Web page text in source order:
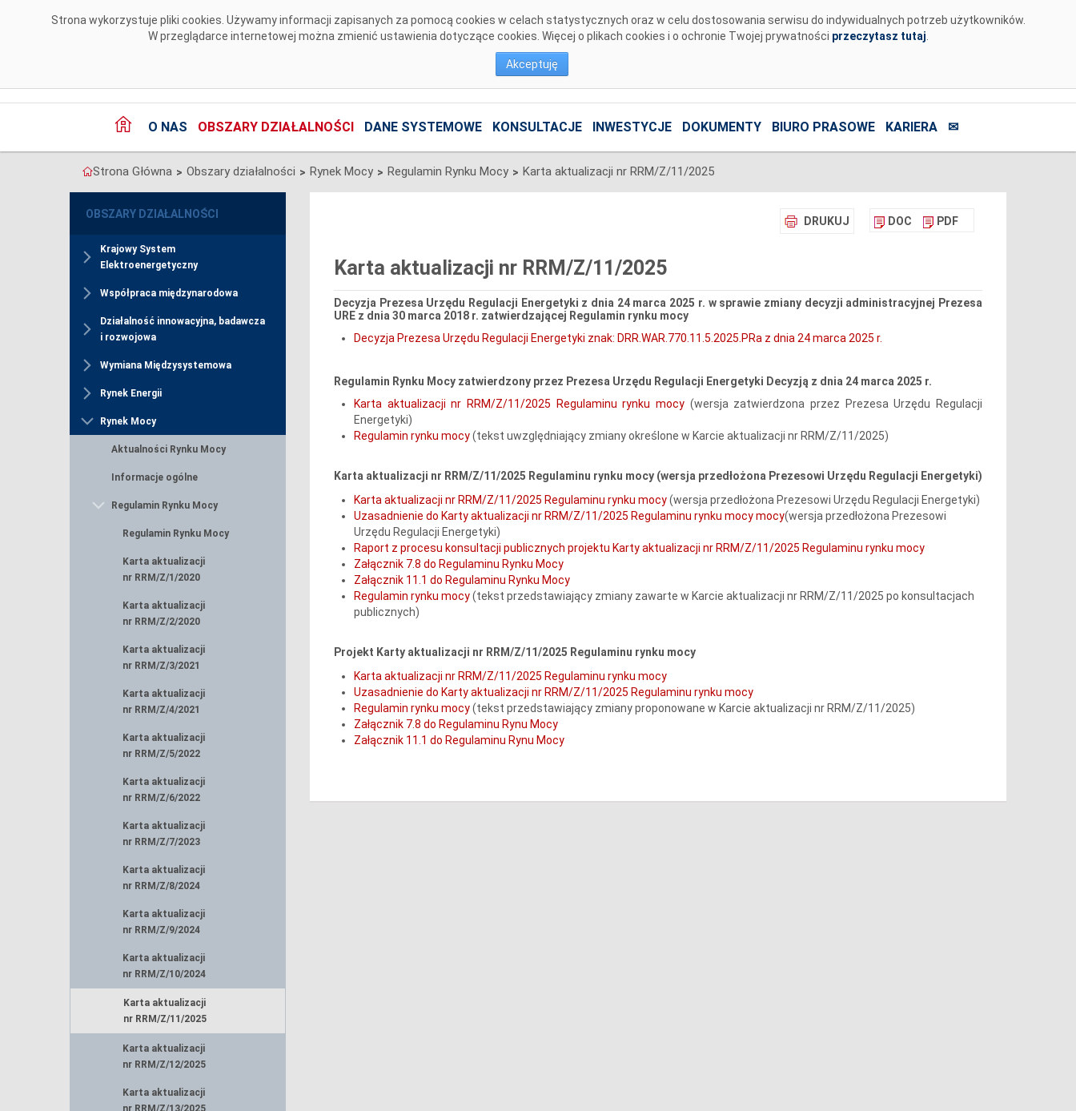
Strona wykorzystuje pliki cookies. Używamy informacji zapisanych za pomocą cookies w celach statystycznych oraz w celu dostosowania serwisu do indywidualnych potrzeb użytkowników.
W przeglądarce internetowej można zmienić ustawienia dotyczące cookies. Więcej o plikach cookies i o ochronie Twojej prywatności przeczytasz tutaj
Akceptuję
O NAS OBSZARY DZIAŁALNOŚCI DANE SYSTEMOWE KONSULTACJE INWESTYCJE DOKUMENTY BIURO PRASOWE KARIERA ✉
Strona Główna > Obszary działalności > Rynek Mocy > Regulamin Rynku Mocy > Karta aktualizacji nr RRM/Z/11/2025
OBSZARY DZIAŁALNOŚCI
Krajowy System
Elektroenergetyczny
Współpraca międzynarodowa
Działalność innowacyjna, badawcza
i rozwojowa
Wymiana Międzysystemowa
Rynek Energii
Rynek Mocy
Aktualności Rynku Mocy
Informacje ogólne
Regulamin Rynku Mocy
Regulamin Rynku Mocy
Karta aktualizacji
nr RRM/Z/1/2020
Karta aktualizacji
nr RRM/Z/2/2020
Karta aktualizacji
nr RRM/Z/3/2021
Karta aktualizacji
nr RRM/Z/4/2021
Karta aktualizacji
nr RRM/Z/5/2022
Karta aktualizacji
nr RRM/Z/6/2022
Karta aktualizacji
nr RRM/Z/7/2023
Karta aktualizacji
nr RRM/Z/8/2024
Karta aktualizacji
nr RRM/Z/9/2024
Karta aktualizacji
nr RRM/Z/10/2024
Karta aktualizacji
nr RRM/Z/11/2025
Karta aktualizacji
nr RRM/Z/12/2025
Karta aktualizacji
nr RRM/Z/13/2025
DRUKUJ DOC PDF
Karta aktualizacji nr RRM/Z/11/2025
Decyzja Prezesa Urzędu Regulacji Energetyki z dnia 24 marca 2025 r. w sprawie zmiany decyzji administracyjnej Prezesa
URE z dnia 30 marca 2018 r. zatwierdzającej Regulamin rynku mocy
Decyzja Prezesa Urzędu Regulacji Energetyki znak: DRR.WAR.770.11.5.2025.PRa z dnia 24 marca 2025 r.
Regulamin Rynku Mocy zatwierdzony przez Prezesa Urzędu Regulacji Energetyki Decyzją z dnia 24 marca 2025 r.
Karta aktualizacji nr RRM/Z/11/2025 Regulaminu rynku mocy (wersja zatwierdzona przez Prezesa Urzędu Regulacji
Energetyki)
Regulamin rynku mocy(tekst uwzględniający zmiany określone w Karcie aktualizacji nr RRM/Z/11/2025)
Karta aktualizacji nr RRM/Z/11/2025 Regulaminu rynku mocy (wersja przedłożona Prezesowi Urzędu Regulacji Energetyki)
Karta aktualizacji nr RRM/Z/11/2025 Regulaminu rynku mocy(wersja przedłożona Prezesowi Urzędu Regulacji Energetyki)
Uzasadnienie do Karty aktualizacji nr RRM/Z/11/2025 Regulaminu rynku mocy mocy(wersja przedłożona Prezesowi
Urzędu Regulacji Energetyki)
Raport z procesu konsultacji publicznych projektu Karty aktualizacji nr RRM/Z/11/2025 Regulaminu rynku mocy
Załącznik 7.8 do Regulaminu Rynku Mocy
Załącznik 11.1 do Regulaminu Rynku Mocy
Regulamin rynku mocy(tekst przedstawiający zmiany zawarte w Karcie aktualizacji nr RRM/Z/11/2025 po konsultacjach
publicznych)
Projekt Karty aktualizacji nr RRM/Z/11/2025 Regulaminu rynku mocy
Karta aktualizacji nr RRM/Z/11/2025 Regulaminu rynku mocy
Uzasadnienie do Karty aktualizacji nr RRM/Z/11/2025 Regulaminu rynku mocy
Regulamin rynku mocy(tekst przedstawiający zmiany proponowane w Karcie aktualizacji nr RRM/Z/11/2025)
Załącznik 7.8 do Regulaminu Rynu Mocy
Załącznik 11.1 do Regulaminu Rynu Mocy